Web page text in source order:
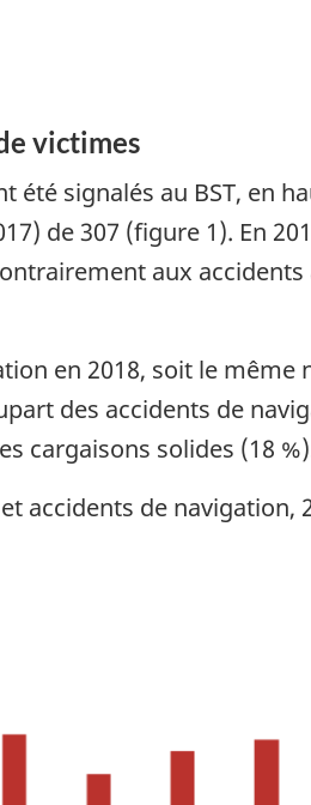
victimes
bas de page
été signalés au BST, en
de 307 (figure 1). En
aux
en 2018, soit le
des accidents de
cargaisons solides (18
accidents de navigation,